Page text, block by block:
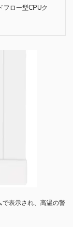
フロー型CPUク
で表示され、高温の警